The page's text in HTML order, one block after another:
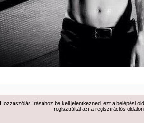
Hozzászólás írásához be kell jelentkezned, ezt a belépési
regisztráltál azt a regisztrációs